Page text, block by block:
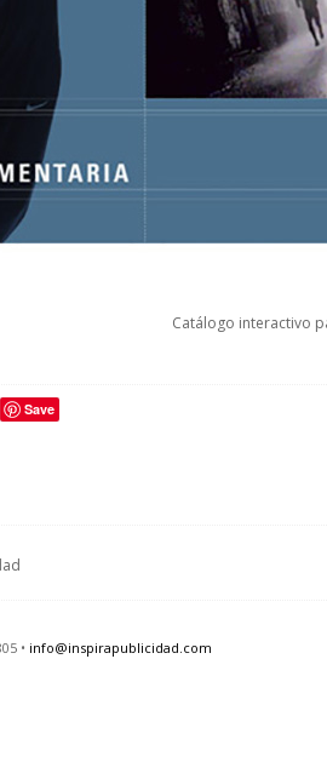
Catálogo interactivo
Save
• info@inspirapublicidad.com